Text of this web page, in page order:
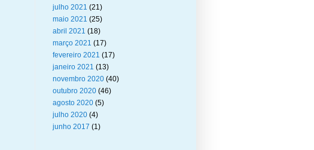
julho 2021 (21)
maio 2021 (25)
abril 2021 (18)
março 2021 (17)
fevereiro 2021 (17)
janeiro 2021 (13)
novembro 2020 (40)
outubro 2020 (46)
agosto 2020 (5)
julho 2020 (4)
junho 2017 (1)